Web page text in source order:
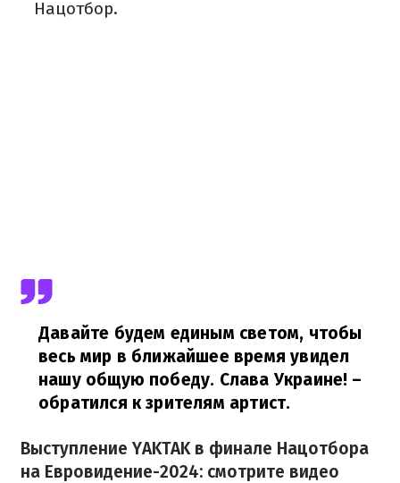
Нацотбор.
Давайте будем единым светом, чтобы
весь мир в ближайшее время увидел
нашу общую победу. Слава Украине! –
обратился к зрителям артист.
Выступление YAKTAK в финале Нацотбора
на Евровидение-2024: смотрите видео